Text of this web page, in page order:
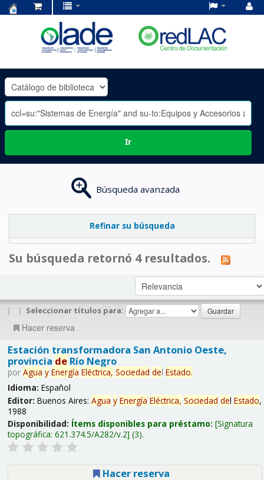
OLADE
-
Ir
Búsqueda avanzada
Refinar su búsqueda
Su búsqueda retornó 4 resultados.
| | Seleccionar títulos para:
Hacer reserva
Estación transformadora San Antonio Oeste,
provincia deRío Negro
por Agua y Energía Eléctrica, Sociedad del Estado.
Idioma: Español
Editor: Buenos Aires: Agua y Energía Eléctrica, Sociedad del Estado,
1988
Disponibilidad: Ítems disponibles para préstamo: Signatura
topográfica: 621.374.5/A282/v.2 (3).
Hacer reserva